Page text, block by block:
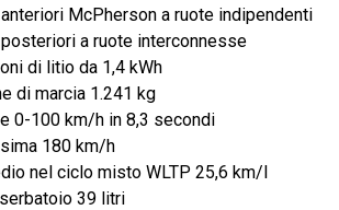
McPherson a ruote indipendenti
a ruote interconnesse
di litio da 1,4 kWh
di marcia 1.241 kg
0-100 km/h in 8,3 secondi
180 km/h
nel ciclo misto WLTP 25,6 km/l
39 litri